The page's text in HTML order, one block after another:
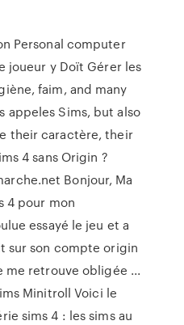
Personal computer
joueur y Doït Gérer les
faim, and many
appeles Sims, but also
their caractère, their
4 sans Origin ?
Bonjour, Ma
4 pour mon
essayé le jeu et a
sur son compte origin
me retrouve obligée ...
Minitroll Voici le
sims 4 : les sims au